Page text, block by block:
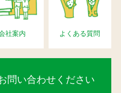
社案内 よくある質問
問い合わせください